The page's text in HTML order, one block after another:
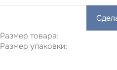
Размер товара:
Размер упаковки: